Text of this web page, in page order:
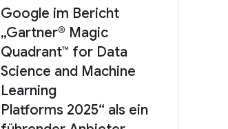
Google im Bericht
„Gartner® Magic
Quadrant™ for Data
Science and Machine
Learning
Platforms 2025“ als ein